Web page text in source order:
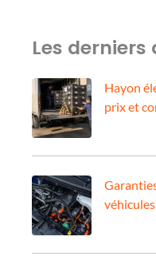
Les
Hayon
prix et